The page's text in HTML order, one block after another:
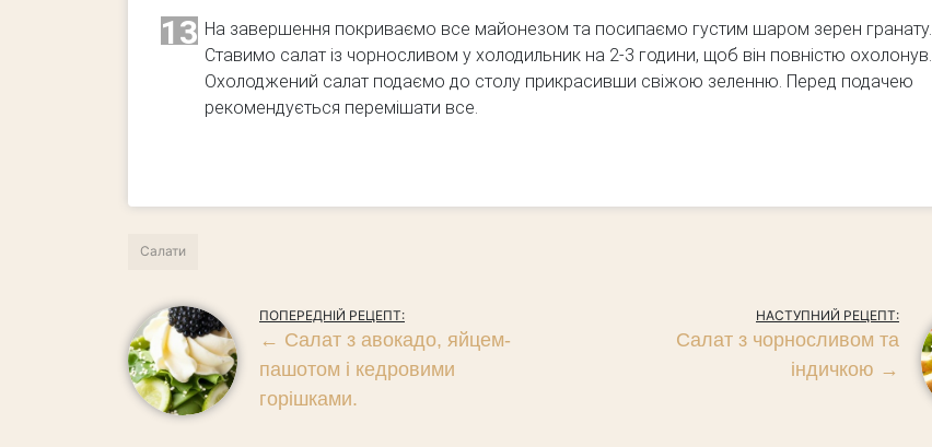
13 На завершення покриваємо все майонезом та посипаємо густим шаром зерен гранату.
Ставимо салат із чорносливом у холодильник на 2-3 години, щоб він повністю охолонув.
Охолоджений салат подаємо до столу прикрасивши свіжою зеленню. Перед подачею
рекомендується перемішати все.
Салати
ПОПЕРЕДНІЙ РЕЦЕПТ:
← Салат з авокадо, яйцем-
пашотом і кедровими
горішками.
НАСТУПНИЙ РЕЦЕПТ:
Салат з чорносливом та
індичкою →